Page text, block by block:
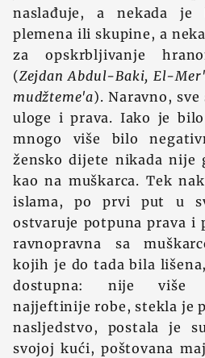
naslađuje, a nekada je
plemena ili skupine, a
za opskrbljivanje
(Zejdan Abdul-Baki, El-
mudžteme'a). Naravno,
uloge i prava. Iako je
mnogo više bilo
žensko dijete nikada nije
kao na muškarca. Tek
islama, po prvi put u
ostvaruje potpuna prava i
ravnopravna sa
kojih je do tada bila
dostupna: nije više
najjeftinije robe, stekla je
nasljedstvo, postala je
svojoj kući, poštovana